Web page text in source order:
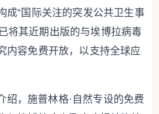
成“国际关注的突发公共卫生事
将其近期出版的与埃博拉病毒
内容免费开放，以支持全球应
绍，施普林格·自然专设的免费